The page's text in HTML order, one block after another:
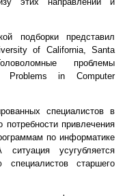
подборки представил
of California, Santa
проблемы
Problems in Computer
специалистов в
привлечения
по информатике
усугубляется
старшего